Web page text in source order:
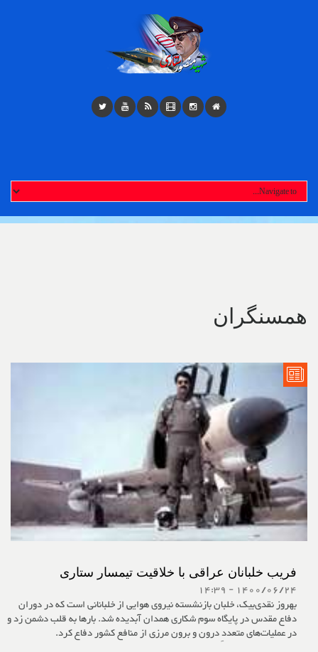
همسنگران
فریب خلبانان عراقی با خلاقیت تیمسار ستاری
1400/06/24 - 14:39
بهروز نقدی‌بیک، خلبان بازنشسته نیروی هوایی از خلبانانی است که در دوران
دفاع مقدس در پایگاه سوم شکاری همدان آبدیده شد. بارها به قلب دشمن زد و
در عملیات‌های متعددِ درون و برون مرزی از منافع کشور دفاع کرد.